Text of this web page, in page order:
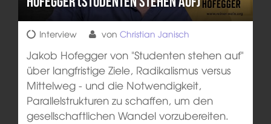
Interview von Christian Janisch
Jakob Hofegger von "Studenten stehen auf"
über langfristige Ziele, Radikalismus versus
Mittelweg - und die Notwendigkeit,
Parallelstrukturen zu schaffen, um den
gesellschaftlichen Wandel vorzubereiten.